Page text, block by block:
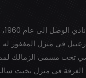
في منزل المغفور له
تحت مسمى الزمالك
الغرفة في منزل بخيت